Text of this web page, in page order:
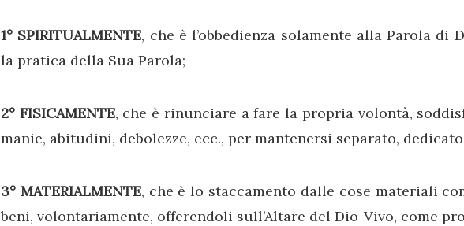
1° SPIRITUALMENTE, che è l’obbedienza solamente alla Parola di
la pratica della Sua Parola;
2° FISICAMENTE, che è rinunciare a fare la propria volontà,
manie, abitudini, debolezze, ecc., per mantenersi separato,
3° MATERIALMENTE, che è lo staccamento dalle cose materiali
beni, volontariamente, offerendoli sull’Altare del Dio-Vivo, come